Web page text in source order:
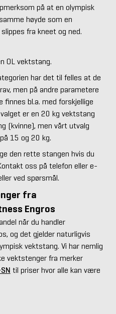
på at en olympisk
høyde som en
fra kneet og ned.
OL vektstang.
har det til felles at de
men på andre parametere
finnes bl.a. med forskjellige
er en 20 kg vektstang
(kvinne), men vårt utvalg
15 og 20 kg.
den rette stangen hvis du
oss på telefon eller e-
ved spørsmål.
fra
Engros
når du handler
og det gjelder naturligvis
vektstang. Vi har nemlig
vektstenger fra merker
til priser hvor alle kan være